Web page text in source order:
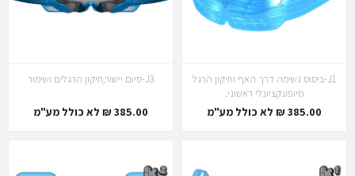
J1-ביסוס נשימה דרך האף ותיקון הרגל
מיופונקציונלי ראשוני.
385.00 ₪ לא כולל מע"מ
J3-סיום יישור,תיקון הרגלים ושימור
385.00 ₪ לא כולל מע"מ